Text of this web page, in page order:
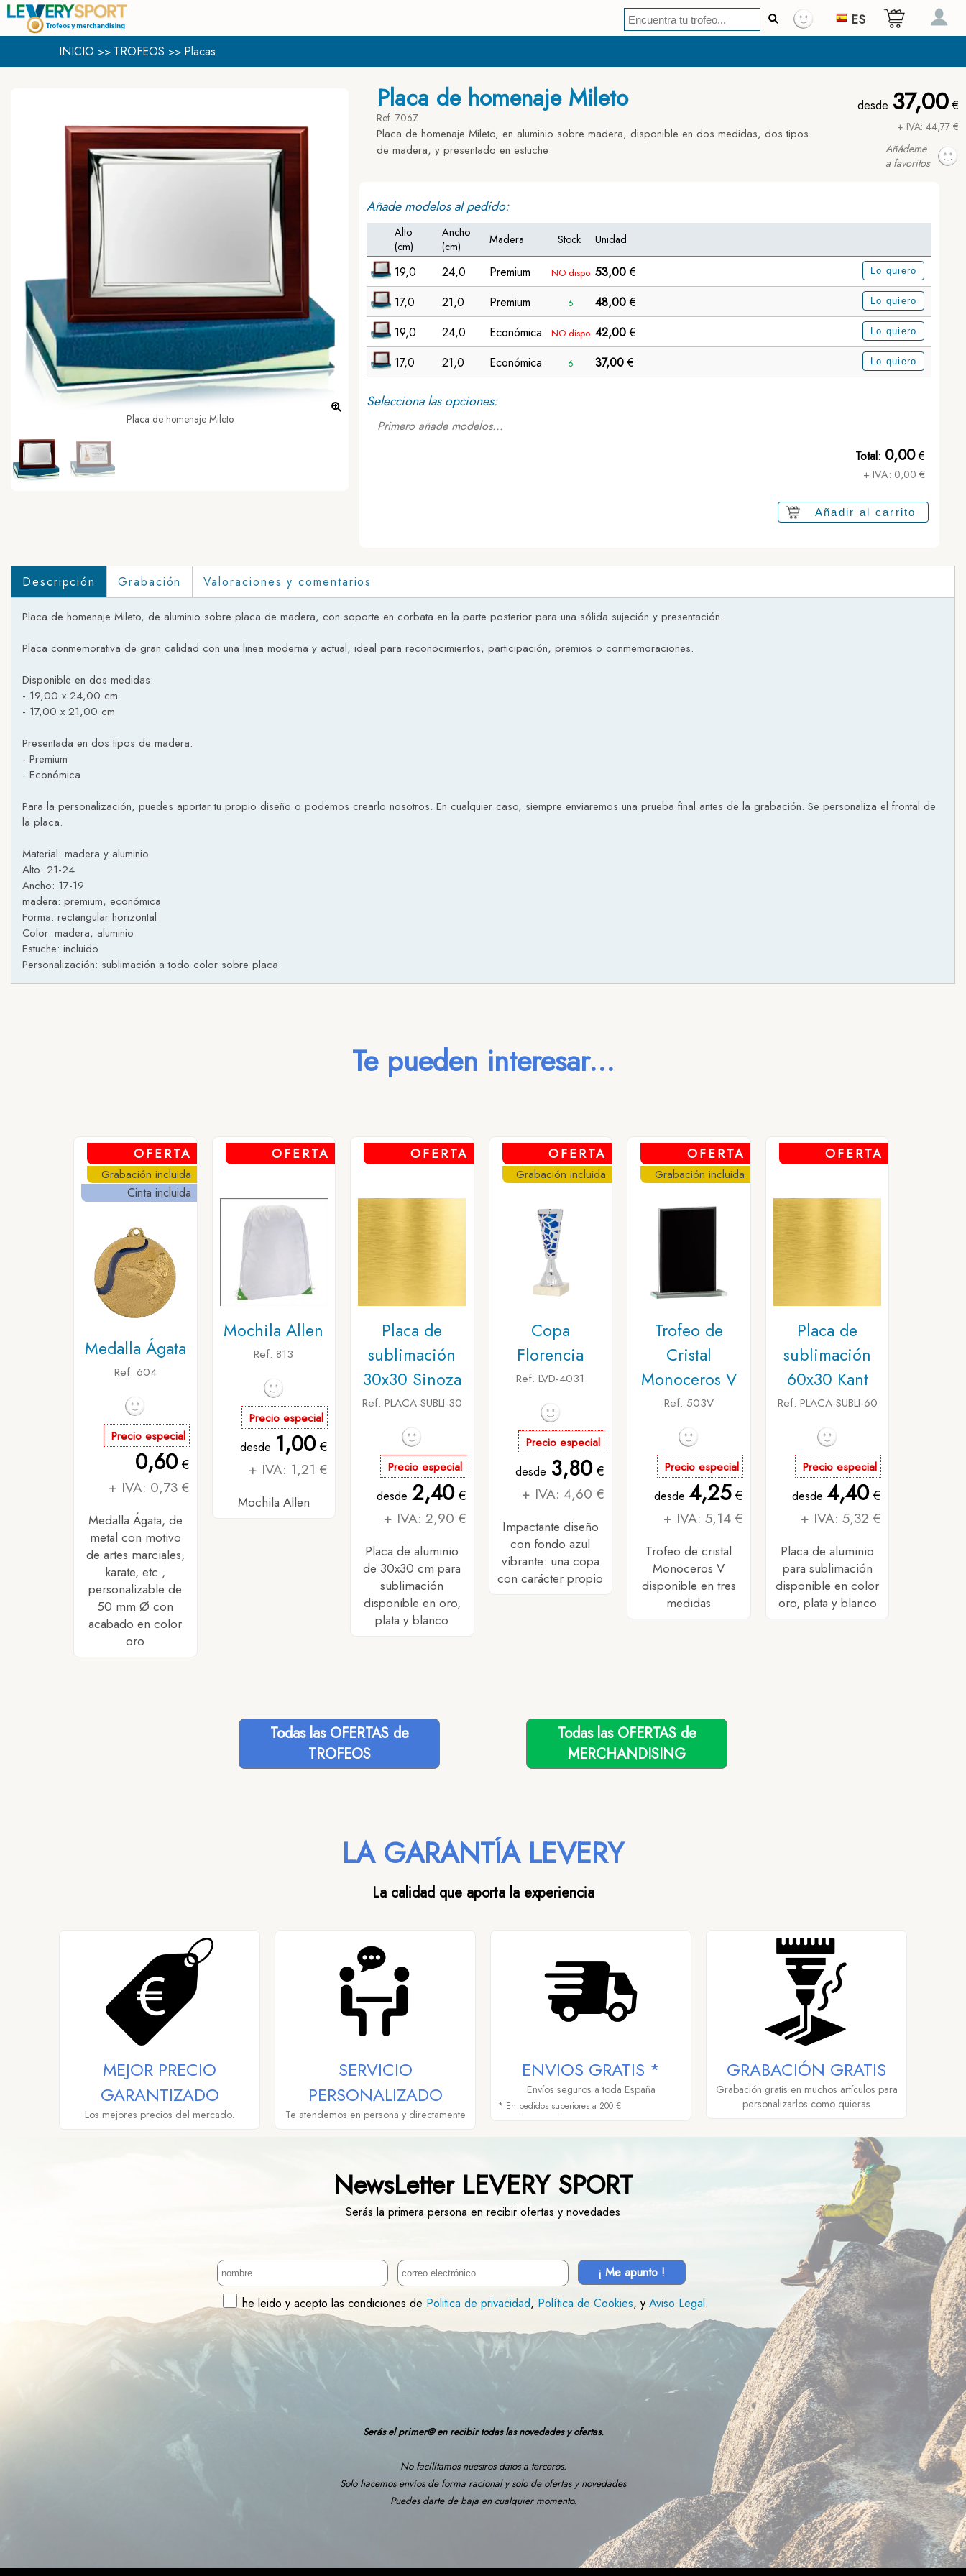
ES
INICIO >> TROFEOS >> Placas
Placa de homenaje Mileto
Ref. 706Z
Placa de homenaje Mileto, en aluminio sobre madera, disponible en dos medidas, dos tipos
de madera, y presentado en estuche
desde 37,00€
+ IVA: 44,77 €
Añádeme
a favoritos
Placa de homenaje Mileto Placa de homenaje Mileto ejemplo
Añade modelos al pedido:
Alto
(cm)
Ancho
(cm)
Madera Stock Unidad
19,0 24,0 Premium NO dispo 53,00€ Lo quiero
17,0 21,0 Premium 6 48,00€ Lo quiero
19,0 24,0 Económica NO dispo 42,00€ Lo quiero
17,0 21,0 Económica 6 37,00€ Lo quiero
Selecciona las opciones:
Primero añade modelos...
Total: 0,00€
+ IVA: 0,00 €
Añadir al carrito
Descripción Grabación Valoraciones y comentarios
Placa de homenaje Mileto, de aluminio sobre placa de madera, con soporte en corbata en la parte posterior para una sólida sujeción y presentación.
Placa conmemorativa de gran calidad con una linea moderna y actual, ideal para reconocimientos, participación, premios o conmemoraciones.
Disponible en dos medidas:
- 19,00 x 24,00 cm
- 17,00 x 21,00 cm
Presentada en dos tipos de madera:
- Premium
- Económica
Para la personalización, puedes aportar tu propio diseño o podemos crearlo nosotros. En cualquier caso, siempre enviaremos una prueba final antes de la grabación. Se personaliza el frontal de
la placa.
Material: madera y aluminio
Alto: 21-24
Ancho: 17-19
madera: premium, económica
Forma: rectangular horizontal
Color: madera, aluminio
Estuche: incluido
Personalización: sublimación a todo color sobre placa.
Te pueden interesar...
OFERTA
Grabación incluida
Cinta incluida
Medalla Ágata
Ref. 604
Precio especial
0,60€
+ IVA: 0,73 €
Medalla Ágata, de
metal con motivo
de artes marciales,
karate, etc.,
personalizable de
50 mm Ø con
acabado en color
oro
OFERTA
Mochila Allen
Ref. 813
Precio especial
desde 1,00€
+ IVA: 1,21 €
Mochila Allen
OFERTA
Placa de
sublimación
30x30 Sinoza
Ref. PLACA-SUBLI-30
Precio especial
desde 2,40€
+ IVA: 2,90 €
Placa de aluminio
de 30x30 cm para
sublimación
disponible en oro,
plata y blanco
OFERTA
Grabación incluida
Copa
Florencia
Ref. LVD-4031
Precio especial
desde 3,80€
+ IVA: 4,60 €
Impactante diseño
con fondo azul
vibrante: una copa
con carácter propio
OFERTA
Grabación incluida
Trofeo de
Cristal
Monoceros V
Ref. 503V
Precio especial
desde 4,25€
+ IVA: 5,14 €
Trofeo de cristal
Monoceros V
disponible en tres
medidas
OFERTA
Placa de
sublimación
60x30 Kant
Ref. PLACA-SUBLI-60
Precio especial
desde 4,40€
+ IVA: 5,32 €
Placa de aluminio
para sublimación
disponible en color
oro, plata y blanco
Todas las OFERTAS de
TROFEOS
Todas las OFERTAS de
MERCHANDISING
LA GARANTÍA LEVERY
La calidad que aporta la experiencia
MEJOR PRECIO
GARANTIZADO
Los mejores precios del mercado.
SERVICIO
PERSONALIZADO
Te atendemos en persona y directamente
ENVIOS GRATIS *
Envíos seguros a toda España
* En pedidos superiores a 200 €
GRABACIÓN GRATIS
Grabación gratis en muchos artículos para
personalizarlos como quieras
NewsLetter LEVERY SPORT
Serás la primera persona en recibir ofertas y novedades
¡ Me apunto !
he leido y acepto las condiciones de Politica de privacidad, Política de Cookies, y Aviso Legal.
Serás el primer@ en recibir todas las novedades y ofertas.
No facilitamos nuestros datos a terceros.
Solo hacemos envíos de forma racional y solo de ofertas y novedades
Puedes darte de baja en cualquier momento.